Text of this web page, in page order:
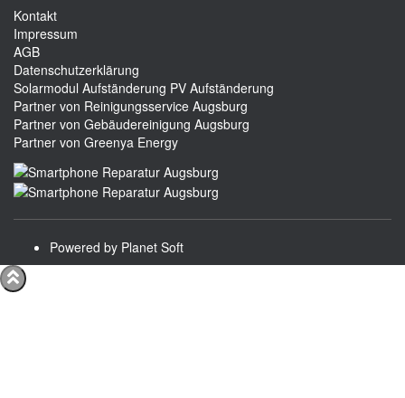
Kontakt
Impressum
AGB
Datenschutzerklärung
Solarmodul Aufständerung PV Aufständerung
Partner von Reinigungsservice Augsburg
Partner von Gebäudereinigung Augsburg
Partner von Greenya Energy
Powered by Planet Soft